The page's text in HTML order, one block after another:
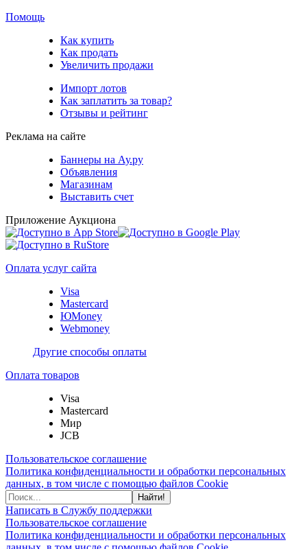
Помощь
Как купить
Как продать
Увеличить продажи
Импорт лотов
Как заплатить за товар?
Отзывы и рейтинг
Реклама на сайте
Баннеры на Ау.ру
Объявления
Магазинам
Выставить счет
Приложение Аукциона
Оплата услуг сайта
Visa
Mastercard
ЮMoney
Webmoney
Другие способы оплаты
Оплата товаров
Visa
Mastercard
Мир
JCB
Пользовательское соглашение
Политика конфиденциальности и обработки персональных
данных, в том числе с помощью файлов Cookie
Найти!
Написать в Службу поддержки
Пользовательское соглашение
Политика конфиденциальности и обработки персональных